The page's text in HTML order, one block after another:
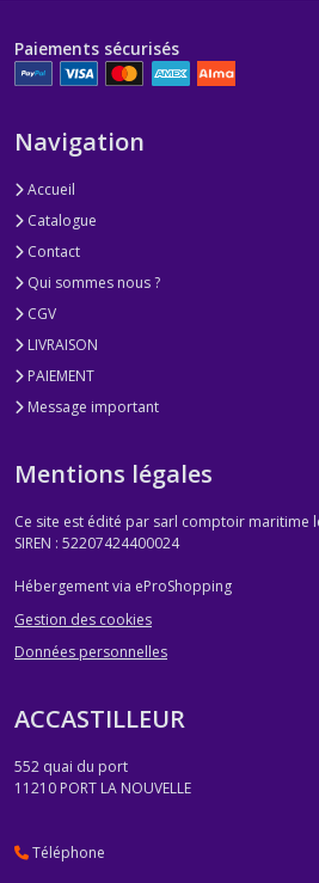
Paiements sécurisés
Navigation
Accueil
Catalogue
Contact
Qui sommes nous ?
CGV
LIVRAISON
PAIEMENT
Message important
Mentions légales
Ce site est édité par sarl comptoir maritime
SIREN : 52207424400024
Hébergement via eProShopping
Gestion des cookies
Données personnelles
ACCASTILLEUR
552 quai du port
11210 PORT LA NOUVELLE
Téléphone